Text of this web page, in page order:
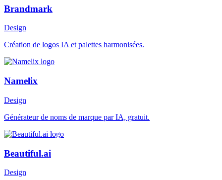
Brandmark
Design
Création de logos IA et palettes harmonisées.
Namelix
Design
Générateur de noms de marque par IA, gratuit.
Beautiful.ai
Design